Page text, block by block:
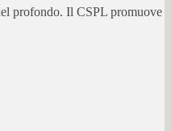
profondo. Il CSPL promuove